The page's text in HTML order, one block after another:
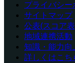
プライバシー
サイトマップ
公表(スコア
地域連携活動
知識・能力向
詳しくはこち